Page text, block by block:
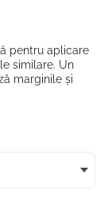
pentru aplicare
similare. Un
marginile și